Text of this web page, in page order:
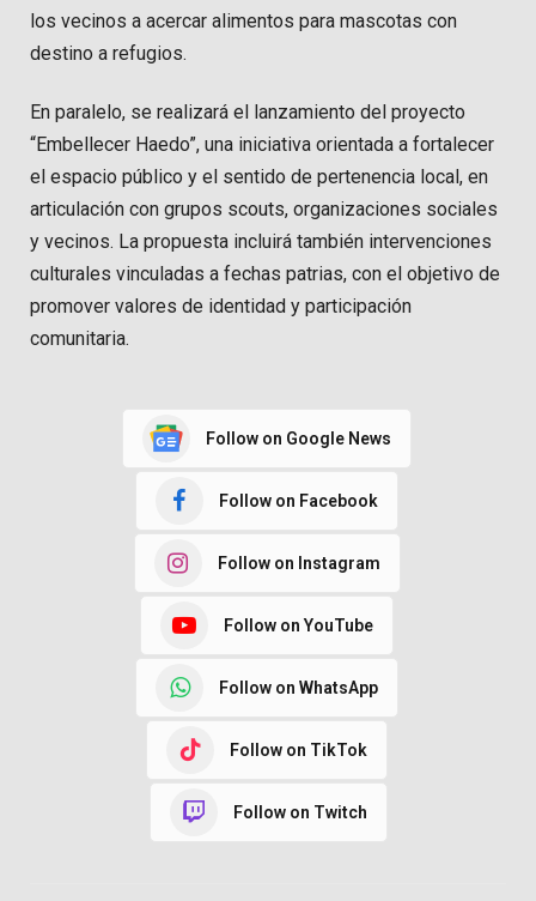
los vecinos a acercar alimentos para mascotas con
destino a refugios.
En paralelo, se realizará el lanzamiento del proyecto
“Embellecer Haedo”, una iniciativa orientada a fortalecer
el espacio público y el sentido de pertenencia local, en
articulación con grupos scouts, organizaciones sociales
y vecinos. La propuesta incluirá también intervenciones
culturales vinculadas a fechas patrias, con el objetivo de
promover valores de identidad y participación
comunitaria.
Follow on Google News
Follow on Facebook
Follow on Instagram
Follow on YouTube
Follow on WhatsApp
Follow on TikTok
Follow on Twitch